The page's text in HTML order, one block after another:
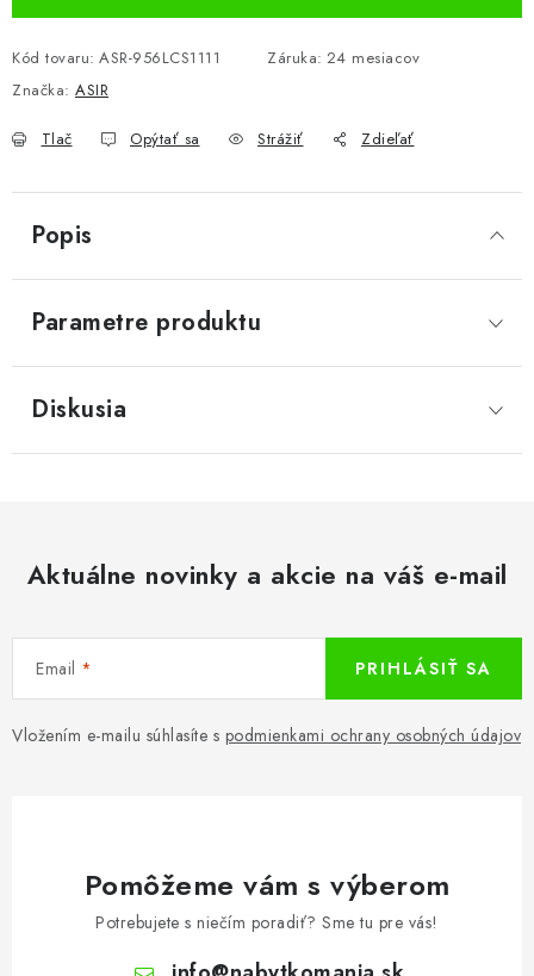
Kód tovaru: ASR-956LCS1111 Záruka: 24 mesiacov
Značka: ASIR
Tlač Opýtať sa Strážiť Zdieľať
Popis
Parametre produktu
Diskusia
Aktuálne novinky a akcie na váš e-mail
Email
Vložením e-mailu súhlasíte s podmienkami ochrany osobných údajov
PRIHLÁSIŤ SA
Pomôžeme vám s výberom
Potrebujete s niečím poradiť? Sme tu pre vás!